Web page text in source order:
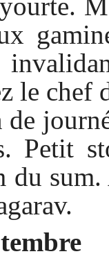
le chef
Petit
du